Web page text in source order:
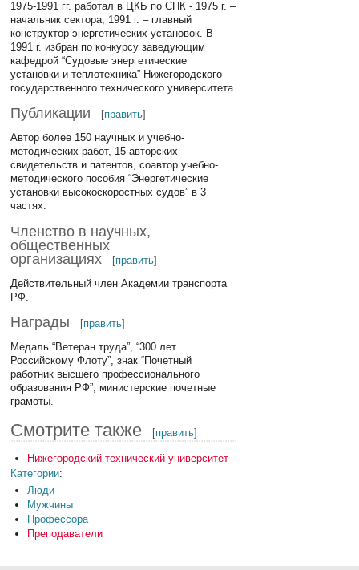
1975-1991 гг. работал в ЦКБ по СПК - 1975 г. –
начальник сектора, 1991 г. – главный
конструктор энергетических установок. В
1991 г. избран по конкурсу заведующим
кафедрой “Судовые энергетические
установки и теплотехника” Нижегородского
государственного технического университета.
Публикации [править]
Автор более 150 научных и учебно-
методических работ, 15 авторских
свидетельств и патентов, соавтор учебно-
методического пособия “Энергетические
установки высокоскоростных судов” в 3
частях.
Членство в научных,
общественных
организациях
[править]
Действительный член Академии транспорта
РФ.
Награды [править]
Медаль “Ветеран труда”, “300 лет
Российскому Флоту”, знак “Почетный
работник высшего профессионального
образования РФ”, министерские почетные
грамоты.
Смотрите также [править]
Нижегородский технический университет
Категории:
Люди
Мужчины
Профессора
Преподаватели